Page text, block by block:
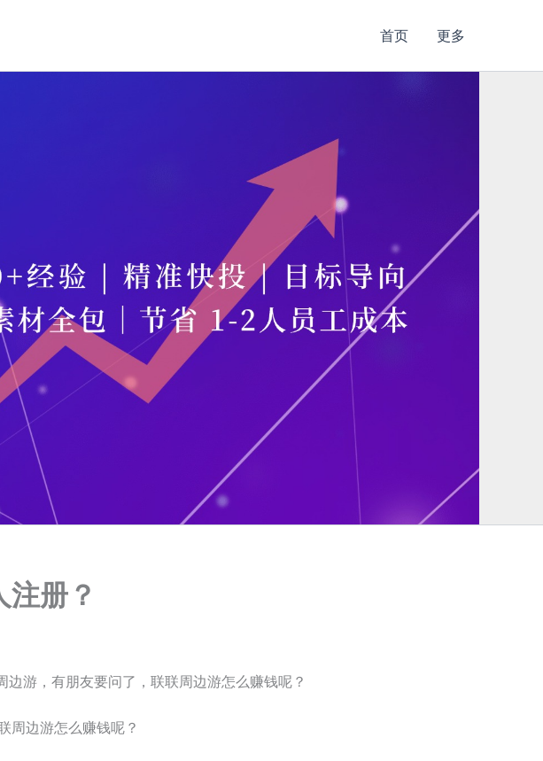
首页 更多
册？
游，有朋友要问了，联联周边游怎么赚钱呢？
周边游怎么赚钱呢？